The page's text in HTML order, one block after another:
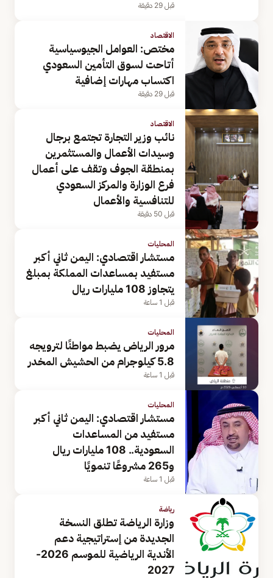
قبل 29 دقيقة
الاقتصاد
مختص: العوامل الجيوسياسية
أتاحت لسوق التأمين السعودي
اكتساب مهارات إضافية
قبل 29 دقيقة
الاقتصاد
نائب وزير التجارة تجتمع برجال
وسيدات الأعمال والمستثمرين
بمنطقة الجوف وتقف على أعمال
فرع الوزارة والمركز السعودي
للتنافسية والأعمال
قبل 50 دقيقة
المحليات
مستشار اقتصادي: اليمن ثاني أكبر
مستفيد بمساعدات المملكة بمبلغ
يتجاوز 108 مليارات ريال
قبل 1 ساعة
المحليات
مرور الرياض يضبط مواطنًا لترويجه
5.8 كيلوجرام من الحشيش المخدر
قبل 1 ساعة
المحليات
مستشار اقتصادي: اليمن ثاني أكبر
مستفيد من المساعدات
السعودية.. 108 مليارات ريال
و265 مشروعًا تنمويًا
قبل 1 ساعة
رياضة
وزارة الرياضة تطلق النسخة
الجديدة من إستراتيجية دعم
الأندية الرياضية للموسم 2026-
2027